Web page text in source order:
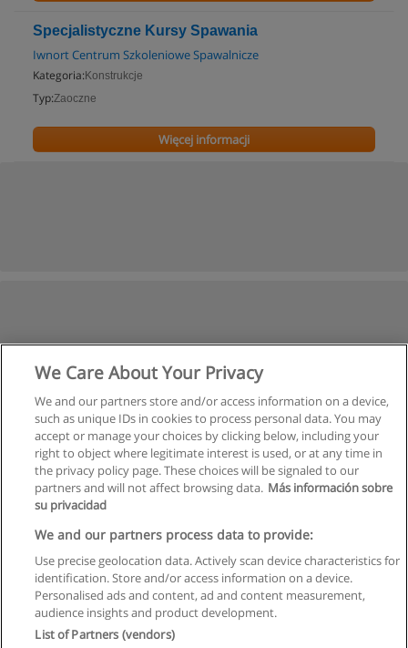
Specjalistyczne Kursy Spawania
Iwnort Centrum Szkoleniowe Spawalnicze
Kategoria: Konstrukcje
Typ:Zaoczne
Więcej informacji
Regulamin
Polityka ochrony danych osobowych
We Care About Your Privacy
We and our partners store and/or access information on a device,
such as unique IDs in cookies to process personal data. You may
accept or manage your choices by clicking below, including your
right to object where legitimate interest is used, or at any time in
the privacy policy page. These choices will be signaled to our
partners and will not affect browsing data. Más información sobre
su privacidad
We and our partners process data to provide:
Use precise geolocation data. Actively scan device characteristics for
identification. Store and/or access information on a device.
Personalised ads and content, ad and content measurement,
audience insights and product development.
List of Partners (vendors)